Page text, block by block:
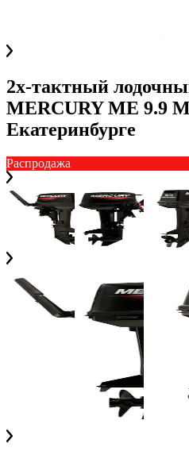
2х-тактный
MERCURY ME 9.9
Екатеринбурге
Распродажа